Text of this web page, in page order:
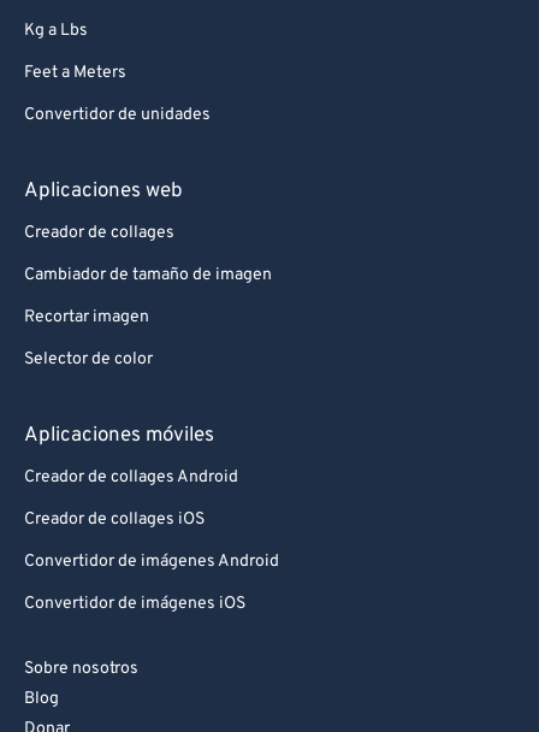
Kg a Lbs
Feet a Meters
Convertidor de unidades
Aplicaciones web
Creador de collages
Cambiador de tamaño de imagen
Recortar imagen
Selector de color
Aplicaciones móviles
Creador de collages Android
Creador de collages iOS
Convertidor de imágenes Android
Convertidor de imágenes iOS
Sobre nosotros
Blog